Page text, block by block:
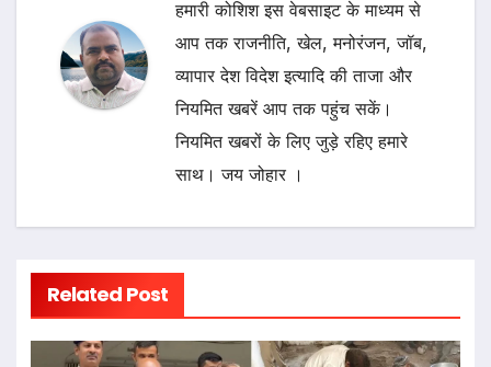
हमारी कोशिश इस वेबसाइट के माध्यम से
आप तक राजनीति, खेल, मनोरंजन, जॉब,
व्यापार देश विदेश इत्यादि की ताजा और
नियमित खबरें आप तक पहुंच सकें।
नियमित खबरों के लिए जुड़े रहिए हमारे
साथ। जय जोहार ।
Related Post